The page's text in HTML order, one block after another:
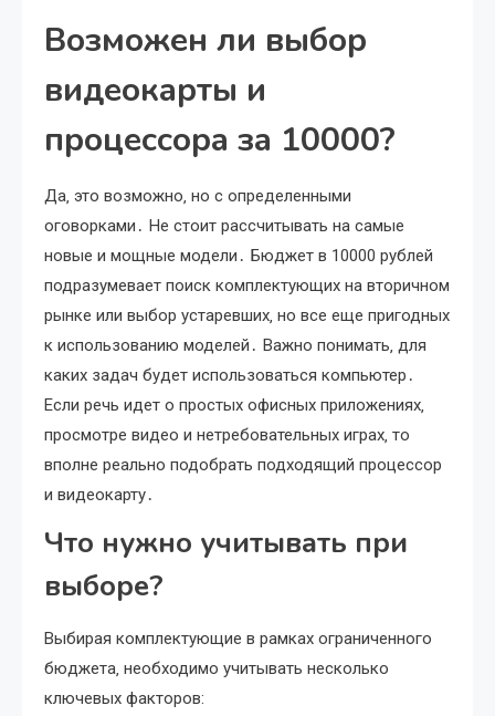
Возможен ли выбор
видеокарты и
процессора за 10000?
Да‚ это возможно‚ но с определенными
оговорками․ Не стоит рассчитывать на самые
новые и мощные модели․ Бюджет в 10000 рублей
подразумевает поиск комплектующих на вторичном
рынке или выбор устаревших‚ но все еще пригодных
к использованию моделей․ Важно понимать‚ для
каких задач будет использоваться компьютер․
Если речь идет о простых офисных приложениях‚
просмотре видео и нетребовательных играх‚ то
вполне реально подобрать подходящий процессор
и видеокарту․
Что нужно учитывать при
выборе?
Выбирая комплектующие в рамках ограниченного
бюджета‚ необходимо учитывать несколько
ключевых факторов: